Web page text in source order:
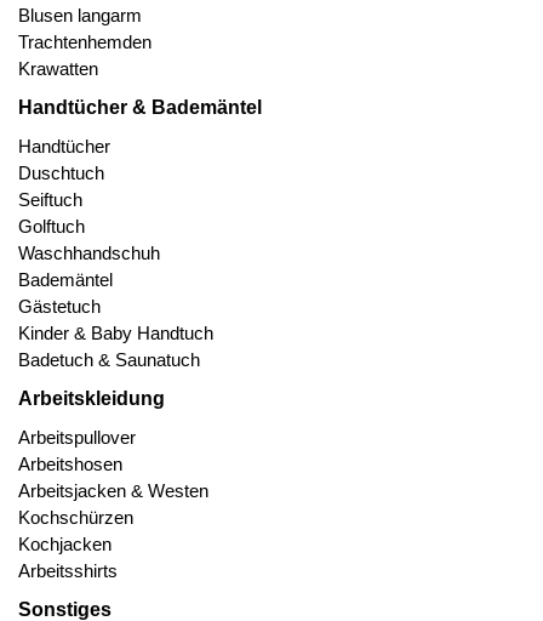
Blusen langarm
Trachtenhemden
Krawatten
Handtücher & Bademäntel
Handtücher
Duschtuch
Seiftuch
Golftuch
Waschhandschuh
Bademäntel
Gästetuch
Kinder & Baby Handtuch
Badetuch & Saunatuch
Arbeitskleidung
Arbeitspullover
Arbeitshosen
Arbeitsjacken & Westen
Kochschürzen
Kochjacken
Arbeitsshirts
Sonstiges